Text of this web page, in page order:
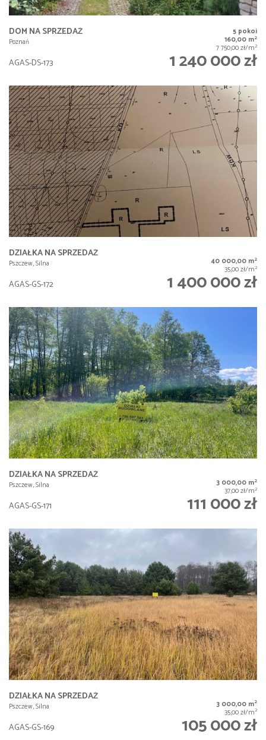
DOM NA SPRZEDAŻ
Poznań
5 pokoi
160,00 m2
7 750,00 zł/m2
AGAS-DS-173 1 240 000 zł
DZIAŁKA NA SPRZEDAŻ
Pszczew, Silna 40 000,00 m2
35,00 zł/m2
AGAS-GS-172 1 400 000 zł
DZIAŁKA NA SPRZEDAŻ
Pszczew, Silna 3 000,00 m2
37,00 zł/m2
AGAS-GS-171 111 000 zł
DZIAŁKA NA SPRZEDAŻ
Pszczew, Silna 3 000,00 m2
35,00 zł/m2
AGAS-GS-169 105 000 zł